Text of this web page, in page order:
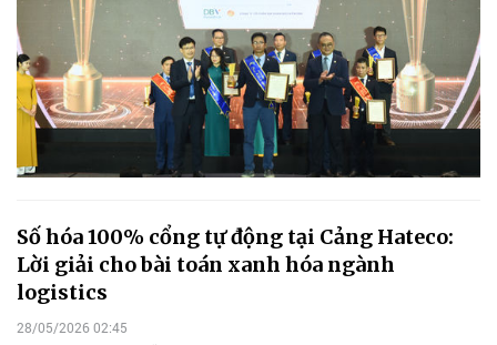
Số hóa 100% cổng tự động tại Cảng Hateco:
Lời giải cho bài toán xanh hóa ngành
logistics
28/05/2026 02:45